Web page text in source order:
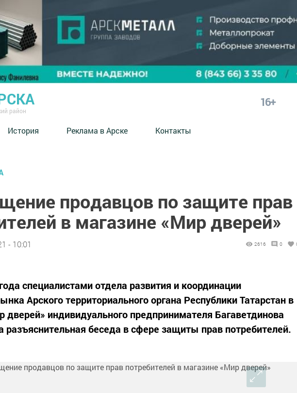
район
16+
История Реклама в Арске Контакты
продавцов по защите прав
в магазине «Мир дверей»
- 10:01 2616 0
специалистами отдела развития и координации
Арского территориального органа Республики Татарстан в
дверей» индивидуального предпринимателя Багаветдинова
разъяснительная беседа в сфере защиты прав потребителей.